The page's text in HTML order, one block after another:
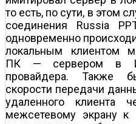
то есть, по сути, в этом
соединения Russia
одновременно
локальным клиентом
ПК — сервером в
провайдера. Также
скорости передачи
удаленного клиента
межсетевому экрану к